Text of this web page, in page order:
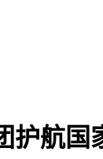
护航国